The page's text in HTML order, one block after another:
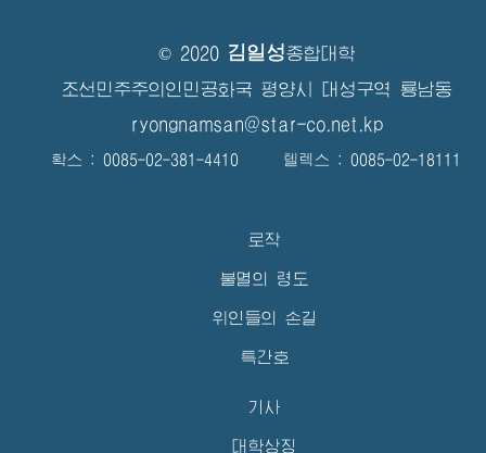
© 2020 김일성종합대학
조선민주주의인민공화국 평양시 대성구역 룡남동
ryongnamsan@star-co.net.kp
확스 : 0085-02-381-4410 텔렉스 : 0085-02-18111
로작
불멸의 령도
위인들의 손길
특간호
기사
대학상징